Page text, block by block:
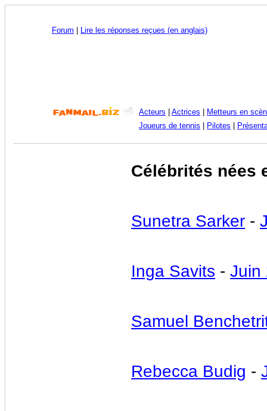
Forum Lire les réponses reçues (en anglais)
Acteurs Actrices
Metteurs en
Joueurs de tennis
Pilotes
Célébrités nées
Sunetra Sarker -
Inga Savits - Juin
Samuel
Rebecca Budig -